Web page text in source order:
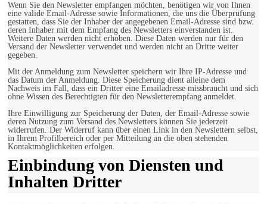
Wenn Sie den Newsletter empfangen möchten, benötigen wir von Ihnen
eine valide Email-Adresse sowie Informationen, die uns die Überprüfung
gestatten, dass Sie der Inhaber der angegebenen Email-Adresse sind bzw.
deren Inhaber mit dem Empfang des Newsletters einverstanden ist.
Weitere Daten werden nicht erhoben. Diese Daten werden nur für den
Versand der Newsletter verwendet und werden nicht an Dritte weiter
gegeben.
Mit der Anmeldung zum Newsletter speichern wir Ihre IP-Adresse und
das Datum der Anmeldung. Diese Speicherung dient alleine dem
Nachweis im Fall, dass ein Dritter eine Emailadresse missbraucht und sich
ohne Wissen des Berechtigten für den Newsletterempfang anmeldet.
Ihre Einwilligung zur Speicherung der Daten, der Email-Adresse sowie
deren Nutzung zum Versand des Newsletters können Sie jederzeit
widerrufen. Der Widerruf kann über einen Link in den Newslettern selbst,
in Ihrem Profilbereich oder per Mitteilung an die oben stehenden
Kontaktmöglichkeiten erfolgen.
Einbindung von Diensten und
Inhalten Dritter